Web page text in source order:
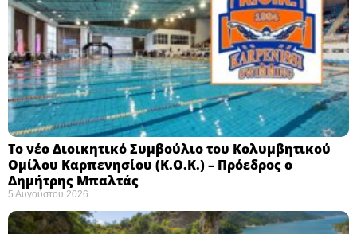
Το νέο Διοικητικό Συμβούλιο του Κολυμβητικού
Ομίλου Καρπενησίου (Κ.Ο.Κ.) – Πρόεδρος ο
Δημήτρης Μπαλτάς
5 Αυγούστου 2026